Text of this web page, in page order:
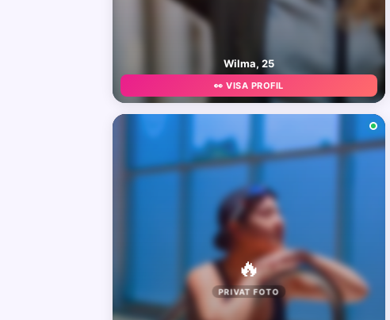
Wilma, 25
👀 VISA PROFIL
🔥
PRIVAT FOTO